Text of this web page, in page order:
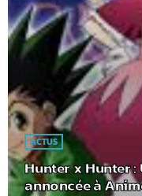
ACTUS
Hunter x Hunter
annoncée à